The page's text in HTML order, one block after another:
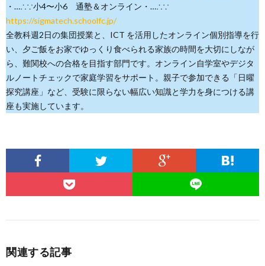
・…∴∵小4〜小6 通塾＆オンライン・…∴∵
https://sigmatech.schoolfc.jp/
全教科週2日の集団授業と、ICT を活用したオンライン個別指導を行
い、夕ご飯をお家でゆっくり食べられる家族の時間を大切にしなが
ら、難関校への合格を目指す部門です。オンライン自学室やデジタ
ルノートチェックで家庭学習をサポート。親子で参加できる「日曜
探究講座」など、受験に限らない幅広い知識と学力を身につける講
座も実施しています。
関連する記事